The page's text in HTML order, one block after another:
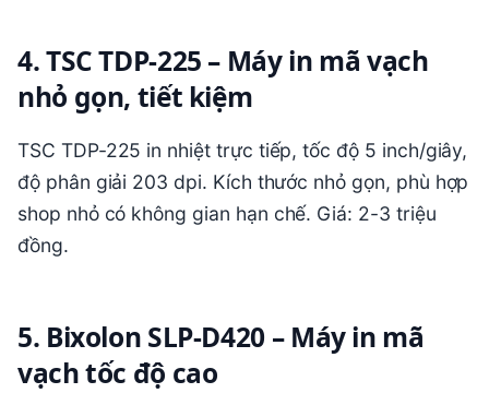
4. TSC TDP-225 – Máy in mã vạch
nhỏ gọn, tiết kiệm
TSC TDP-225 in nhiệt trực tiếp, tốc độ 5 inch/giây,
độ phân giải 203 dpi. Kích thước nhỏ gọn, phù hợp
shop nhỏ có không gian hạn chế. Giá: 2-3 triệu
đồng.
5. Bixolon SLP-D420 – Máy in mã
vạch tốc độ cao